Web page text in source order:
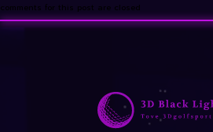
comments for this post are closed